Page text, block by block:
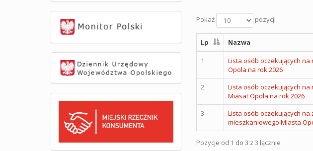
Pokaż pozycji
Lp Nazwa
1
Lista osób oczekujących
Opola na rok 2026
2
Lista osób oczekujących
Miasat Opola na rok 2026
3
Lista osób oczekujących
mieszkaniowego Miasta
Pozycje od 1 do 3 z 3 łącznie